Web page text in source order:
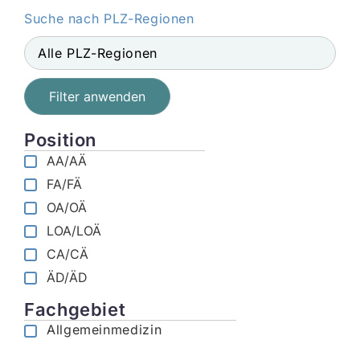
Suche nach PLZ-Regionen
Filter anwenden
Position
AA/AÄ
FA/FÄ
OA/OÄ
LOA/LOÄ
CA/CÄ
ÄD/ÄD
Fachgebiet
Allgemeinmedizin